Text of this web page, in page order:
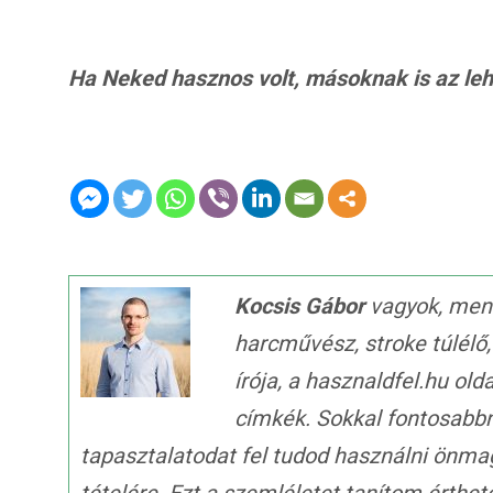
Ha Neked hasznos volt, másoknak is az
Kocsis Gáborvagyok,
harcművész, stroke
írója, a hasznaldfel.hu
címkék. Sokkal
tapasztalatodat fel tudod használni